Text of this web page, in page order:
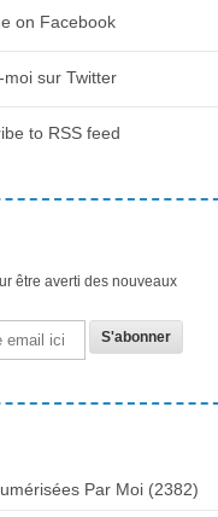
on Facebook
moi sur Twitter
to RSS feed
être averti des nouveaux
Par Moi (2382)